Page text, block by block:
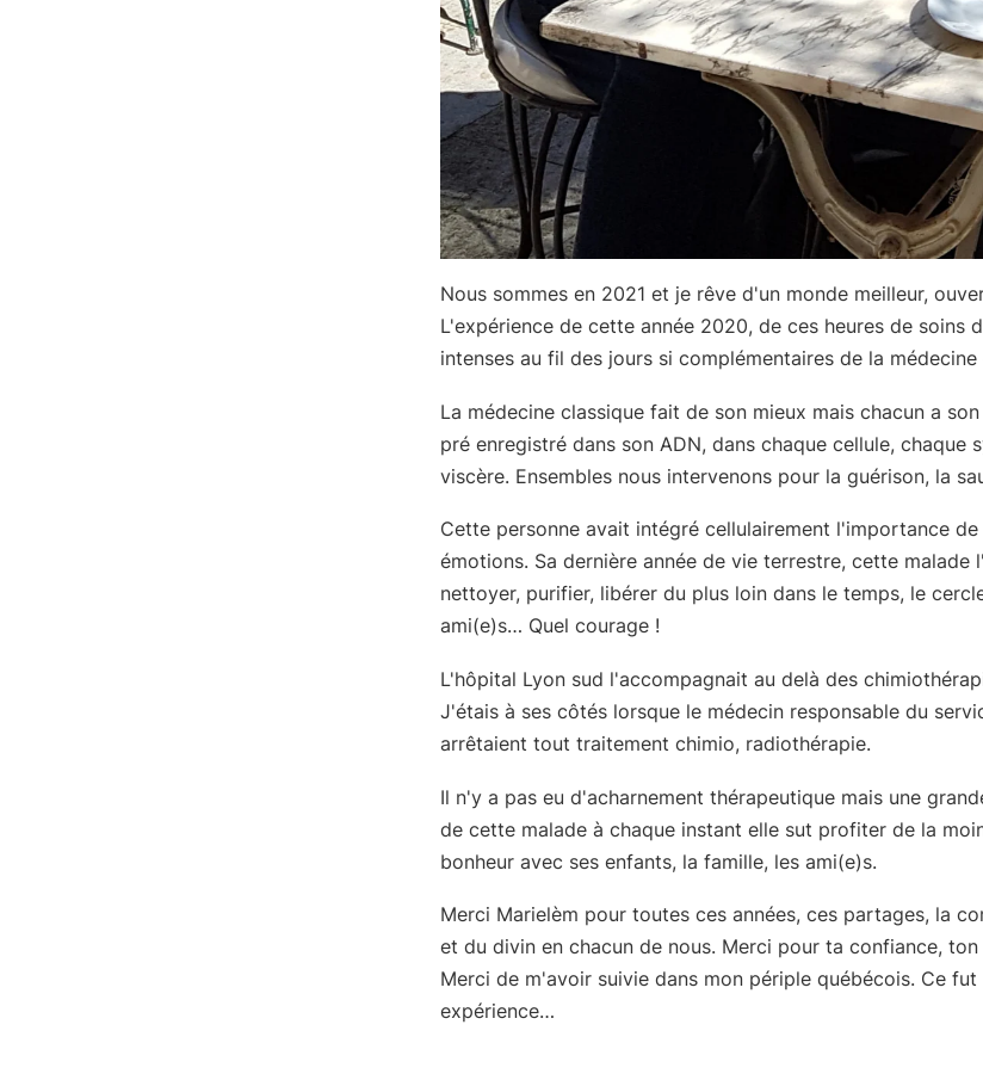
Nous sommes en 2021 et je rêve d'un monde meilleur,
L'expérience de cette année 2020, de ces heures de soins
intenses au fil des jours si complémentaires de la médecine
La médecine classique fait de son mieux mais chacun a
pré enregistré dans son ADN, dans chaque cellule, chaque
viscère. Ensembles nous intervenons pour la guérison, la
Cette personne avait intégré cellulairement l'importance
émotions. Sa dernière année de vie terrestre, cette malade
nettoyer, purifier, libérer du plus loin dans le temps, le
ami(e)s… Quel courage !
L'hôpital Lyon sud l'accompagnait au delà des
J'étais à ses côtés lorsque le médecin responsable du
arrêtaient tout traitement chimio, radiothérapie.
Il n'y a pas eu d'acharnement thérapeutique mais une
de cette malade à chaque instant elle sut profiter de la
bonheur avec ses enfants, la famille, les ami(e)s.
Merci Marielèm pour toutes ces années, ces partages, la
et du divin en chacun de nous. Merci pour ta confiance,
Merci de m'avoir suivie dans mon périple québécois. Ce fut
expérience…